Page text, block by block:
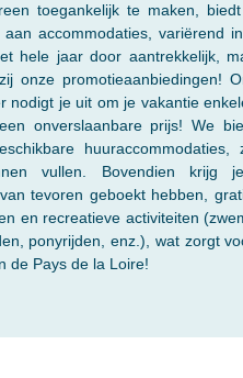
toegankelijk te maken,
accommodaties, variërend
hele jaar door aantrekkelijk,
onze promotieaanbiedingen!
nodigt je uit om je vakantie
onverslaanbare prijs! We
huuraccommodaties,
vullen. Bovendien
tevoren geboekt hebben,
en recreatieve activiteiten
ponyrijden, enz.), wat zorgt
de Pays de la Loire!